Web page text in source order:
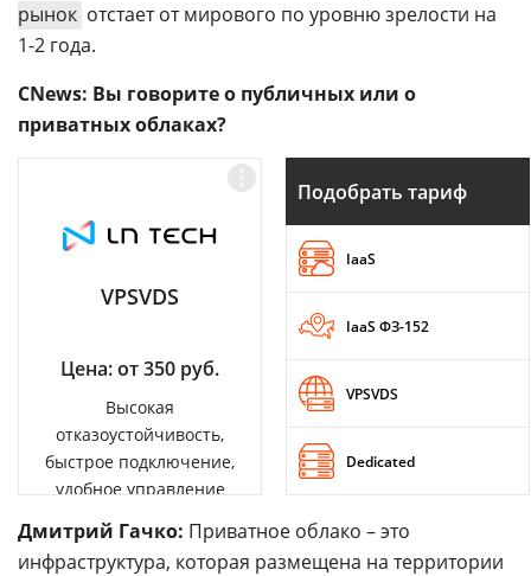
рынок отстает от мирового по уровню зрелости на
1-2 года.
CNews: Вы говорите о публичных или о
приватных облаках?
VPSVDS
Цена: от 350 руб.
Высокая
отказоустойчивость,
быстрое подключение,
удобное управление
Подобрать тариф
IaaS
IaaS ФЗ-152
VPSVDS
Dedicated
Дмитрий Гачко: Приватное облако – это
инфраструктура, которая размещена на территории